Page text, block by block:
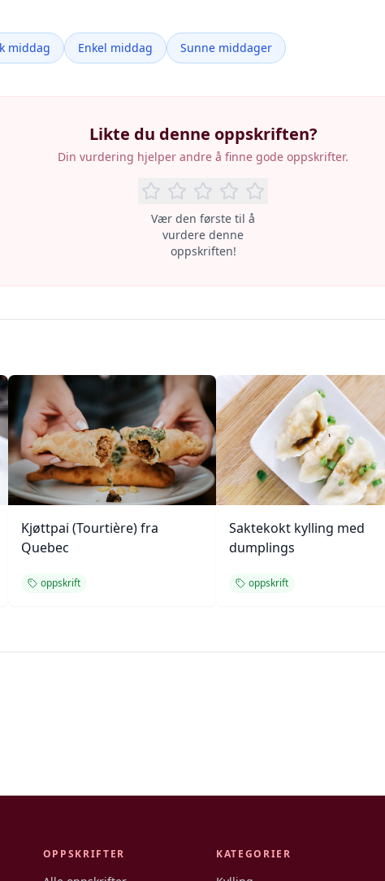
middag Enkel middag Sunne middager
Likte du denne oppskriften?
Din vurdering hjelper andre å finne gode oppskrifter.
Vær den første til å
vurdere denne
oppskriften!
Kjøttpai (Tourtière) fra
Quebec
oppskrift
Saktekokt kylling med
dumplings
oppskrift
OPPSKRIFTER KATEGORIER